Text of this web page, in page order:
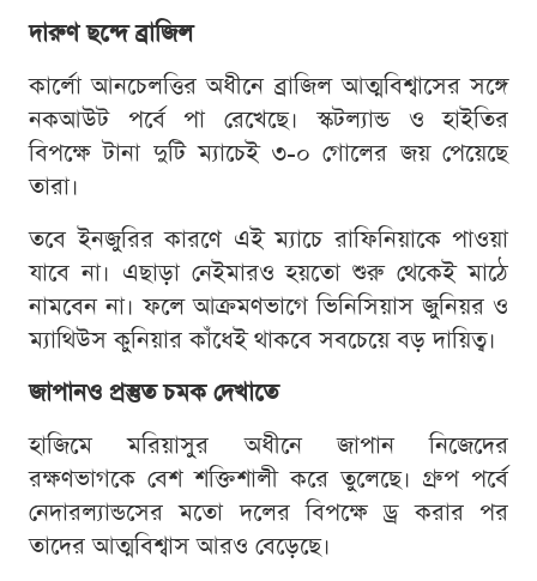
দারুণ ছন্দে ব্রাজিল
কার্লো আনচেলত্তির অধীনে ব্রাজিল আত্মবিশ্বাসের সঙ্গে
নকআউট পর্বে পা রেখেছে। স্কটল্যান্ড ও হাইতির
বিপক্ষে টানা দুটি ম্যাচেই ৩-০ গোলের জয় পেয়েছে
তারা।
তবে ইনজুরির কারণে এই ম্যাচে রাফিনিয়াকে পাওয়া
যাবে না। এছাড়া নেইমারও হয়তো শুরু থেকেই মাঠে
নামবেন না। ফলে আক্রমণভাগে ভিনিসিয়াস জুনিয়র ও
ম্যাথিউস কুনিয়ার কাঁধেই থাকবে সবচেয়ে বড় দায়িত্ব।
জাপানও প্রস্তুত চমক দেখাতে
হাজিমে মরিয়াসুর অধীনে জাপান নিজেদের
রক্ষণভাগকে বেশ শক্তিশালী করে তুলেছে। গ্রুপ পর্বে
নেদারল্যান্ডসের মতো দলের বিপক্ষে ড্র করার পর
তাদের আত্মবিশ্বাস আরও বেড়েছে।